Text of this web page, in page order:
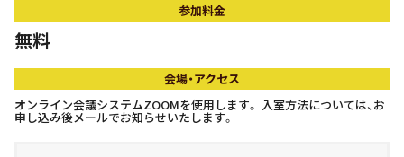
参加料金
無料
会場・アクセス
オンライン会議システムZOOMを使用します。 入室方法については、お
申し込み後メールでお知らせいたします。